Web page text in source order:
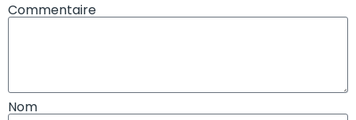
Commentaire
Nom